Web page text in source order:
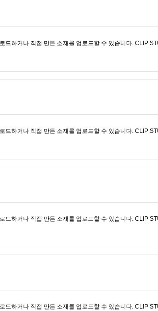
하거나 직접 만든 소재를 업로드할 수 있습니다. CLIP
하거나 직접 만든 소재를 업로드할 수 있습니다. CLIP
하거나 직접 만든 소재를 업로드할 수 있습니다. CLIP
하거나 직접 만든 소재를 업로드할 수 있습니다. CLIP